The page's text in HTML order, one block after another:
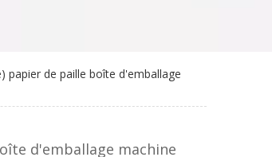
papier de paille boîte d'emballage
d'emballage machine